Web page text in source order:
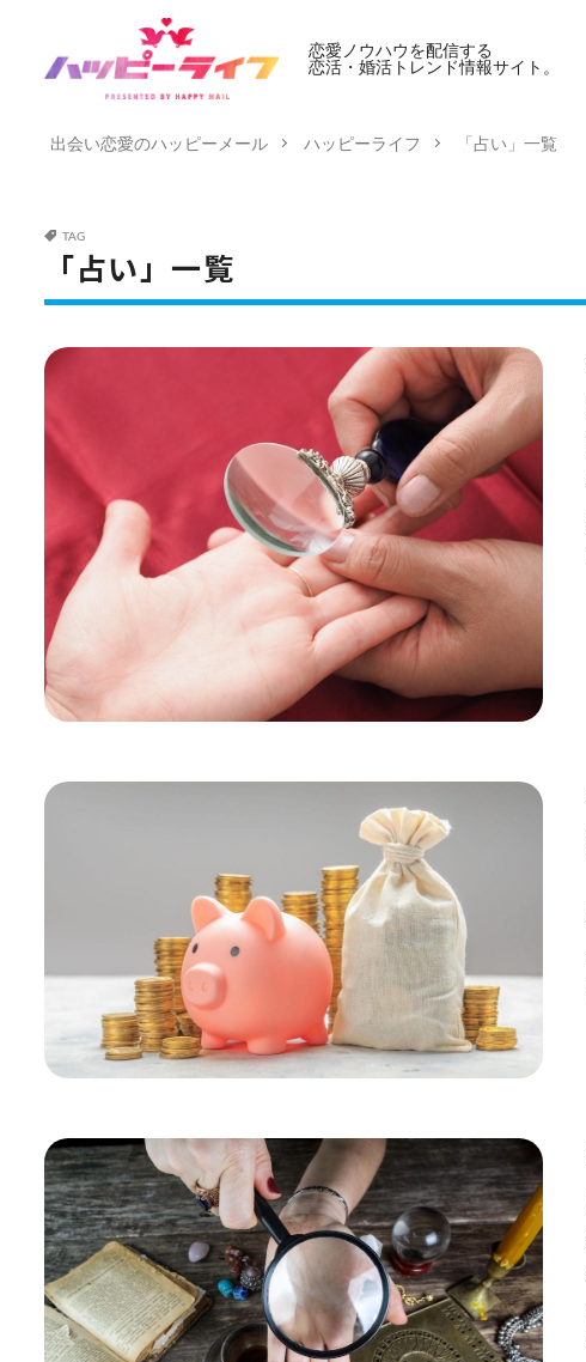
恋愛ノウハウを配信する
恋活・婚活トレンド情報サイト。
出会い恋愛のハッピーメール ハッピーライフ 「占い」一覧
TAG
「占い」一覧